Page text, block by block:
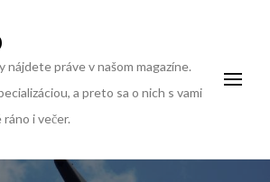
nájdete práve v našom magazíne.
a preto sa o nich s vami
i večer.